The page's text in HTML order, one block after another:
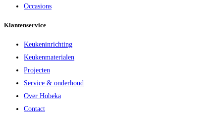
Occasions
Klantenservice
Keukeninrichting
Keukenmaterialen
Projecten
Service & onderhoud
Over Hobeka
Contact